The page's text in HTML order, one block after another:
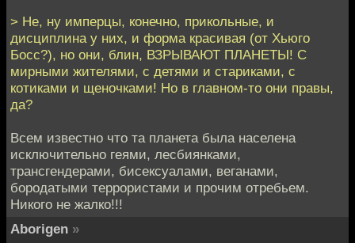
> Не, ну имперцы, конечно, прикольные, и
дисциплина у них, и форма красивая (от Хьюго
Босс?), но они, блин, ВЗРЫВАЮТ ПЛАНЕТЫ! С
мирными жителями, с детями и стариками, с
котиками и щеночками! Но в главном-то они правы,
да?
Всем известно что та планета была населена
исключительно геями, лесбиянками,
трансгендерами, бисексуалами, веганами,
бородатыми террористами и прочим отребьем.
Никого не жалко!!!
Aborigen »